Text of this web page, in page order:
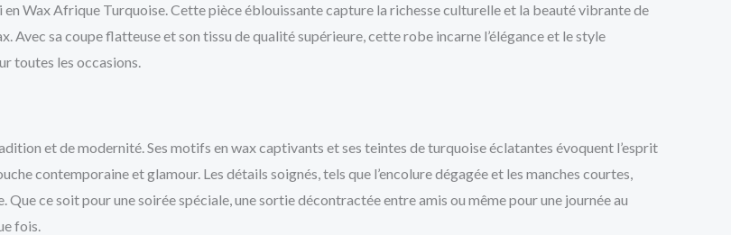
en Wax Afrique Turquoise. Cette pièce éblouissante capture la richesse culturelle et la beauté vibrante de
Avec sa coupe flatteuse et son tissu de qualité supérieure, cette robe incarne l’élégance et le style
toutes les occasions.
et de modernité. Ses motifs en wax captivants et ses teintes de turquoise éclatantes évoquent l’esprit
contemporaine et glamour. Les détails soignés, tels que l’encolure dégagée et les manches courtes,
ce soit pour une soirée spéciale, une sortie décontractée entre amis ou même pour une journée au
fois.